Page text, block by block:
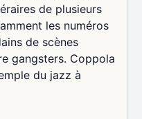
de plusieurs
les numéros
de scènes
gangsters. Coppola
du jazz à